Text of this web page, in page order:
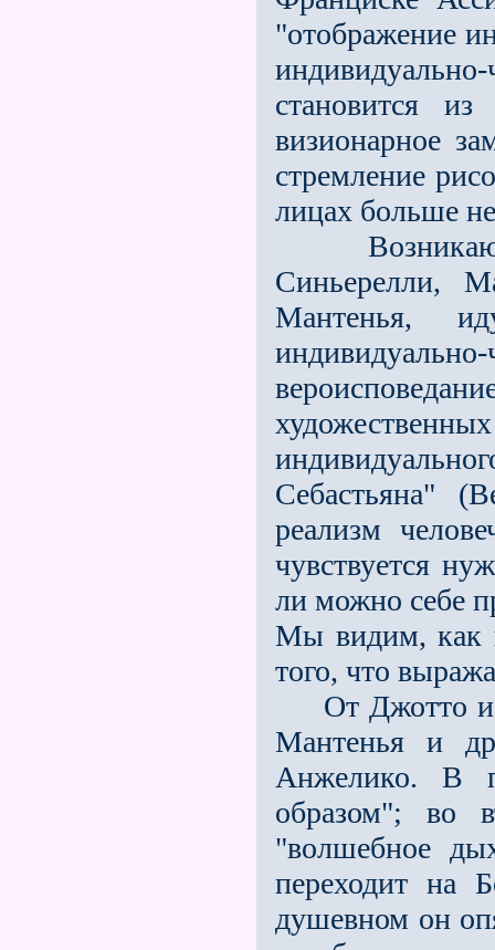
"отображение
становится
визионарное
стремление
лицах больше
Синьерелли,
Мантенья,
Себастьяна"
реализм
чувствуется
ли можно себе
Мы видим, как
того, что
От Джотто
Мантенья и
Анжелико. В
образом"; во
"волшебное
переходит на
душевном он